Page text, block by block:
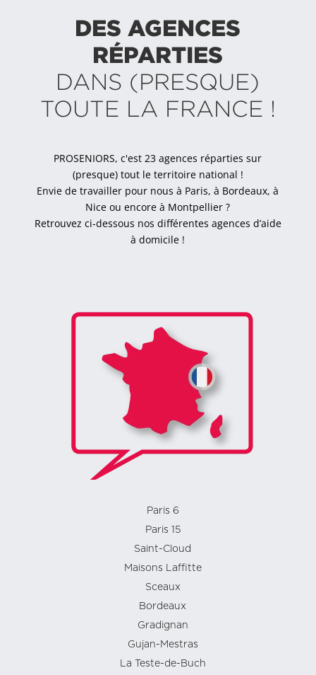
DES AGENCES
RÉPARTIES
DANS (PRESQUE)
TOUTE LA FRANCE !
PROSENIORS, c'est 23 agences réparties sur
(presque) tout le territoire national !
Envie de travailler pour nous à Paris, à Bordeaux, à
Nice ou encore à Montpellier ?
Retrouvez ci-dessous nos différentes agences d’aide
à domicile !
Paris 6
Paris 15
Saint-Cloud
Maisons Laffitte
Sceaux
Bordeaux
Gradignan
Gujan-Mestras
La Teste-de-Buch